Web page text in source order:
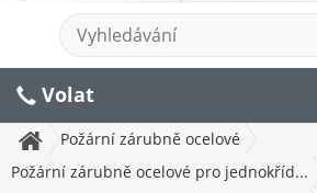
Volat
Požární zárubně ocelové
Požární zárubně ocelové pro jednokříd...